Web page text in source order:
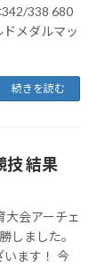
338 680
メダルマッ
続きを読む
技 結果
会アーチェ
しました。
ます！ 今